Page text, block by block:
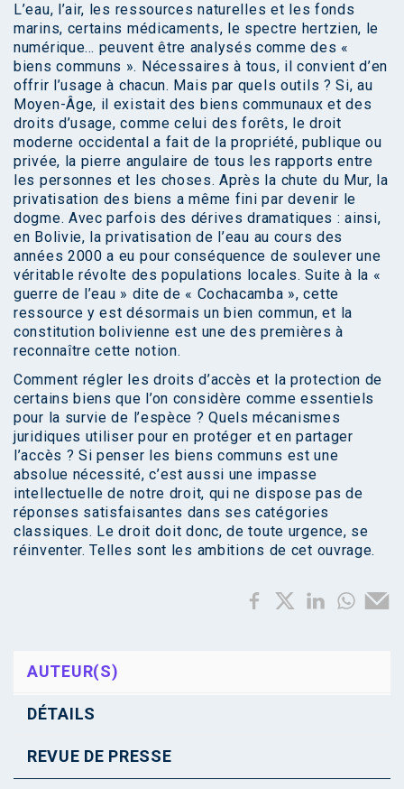
L’eau, l’air, les ressources naturelles et les fonds
marins, certains médicaments, le spectre hertzien, le
numérique… peuvent être analysés comme des «
biens communs ». Nécessaires à tous, il convient d’en
offrir l’usage à chacun. Mais par quels outils ? Si, au
Moyen-Âge, il existait des biens communaux et des
droits d’usage, comme celui des forêts, le droit
moderne occidental a fait de la propriété, publique ou
privée, la pierre angulaire de tous les rapports entre
les personnes et les choses. Après la chute du Mur, la
privatisation des biens a même fini par devenir le
dogme. Avec parfois des dérives dramatiques : ainsi,
en Bolivie, la privatisation de l’eau au cours des
années 2000 a eu pour conséquence de soulever une
véritable révolte des populations locales. Suite à la «
guerre de l’eau » dite de « Cochacamba », cette
ressource y est désormais un bien commun, et la
constitution bolivienne est une des premières à
reconnaître cette notion.
Comment régler les droits d’accès et la protection de
certains biens que l’on considère comme essentiels
pour la survie de l’espèce ? Quels mécanismes
juridiques utiliser pour en protéger et en partager
l’accès ? Si penser les biens communs est une
absolue nécessité, c’est aussi une impasse
intellectuelle de notre droit, qui ne dispose pas de
réponses satisfaisantes dans ses catégories
classiques. Le droit doit donc, de toute urgence, se
réinventer. Telles sont les ambitions de cet ouvrage.
AUTEUR(S)
DÉTAILS
REVUE DE PRESSE